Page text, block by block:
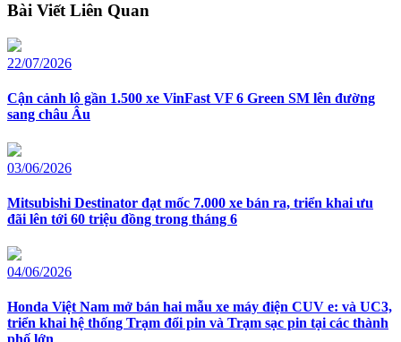
Bài Viết Liên Quan
22/07/2026
Cận cảnh lô gần 1.500 xe VinFast VF 6 Green SM lên đường
sang châu Âu
03/06/2026
Mitsubishi Destinator đạt mốc 7.000 xe bán ra, triển khai ưu
đãi lên tới 60 triệu đồng trong tháng 6
04/06/2026
Honda Việt Nam mở bán hai mẫu xe máy điện CUV e: và UC3,
triển khai hệ thống Trạm đổi pin và Trạm sạc pin tại các thành